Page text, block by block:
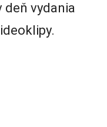
deň vydania